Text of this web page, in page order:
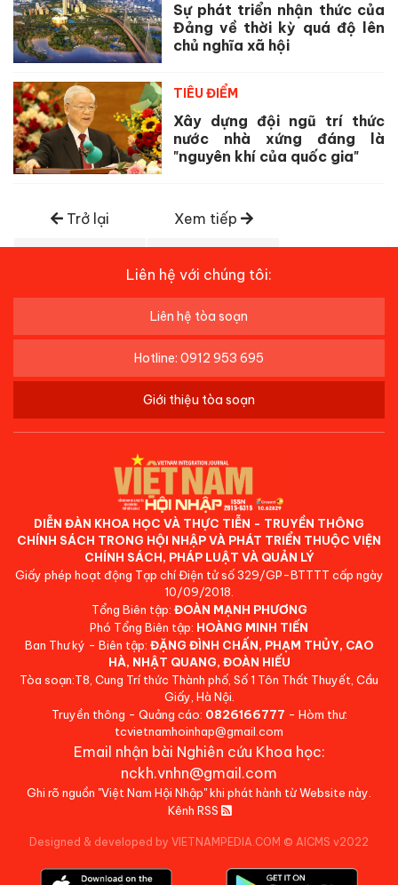
Sự phát triển nhận thức của
Đảng về thời kỳ quá độ lên
chủ nghĩa xã hội
TIÊU ĐIỂM
Xây dựng đội ngũ trí thức
nước nhà xứng đáng là
"nguyên khí của quốc gia"
Trở lại Xem tiếp
Liên hệ với chúng tôi:
Liên hệ tòa soạn
Hotline: 0912 953 695
Giới thiệu tòa soạn
DIỄN ĐÀN KHOA HỌC VÀ THỰC TIỄN - TRUYỀN THÔNG
CHÍNH SÁCH TRONG HỘI NHẬP VÀ PHÁT TRIỂN THUỘC VIỆN
CHÍNH SÁCH, PHÁP LUẬT VÀ QUẢN LÝ
Giấy phép hoạt động Tạp chí Điện tử số 329/GP-BTTTT cấp ngày
10/09/2018.
Tổng Biên tập: ĐOÀN MẠNH PHƯƠNG
Phó Tổng Biên tập: HOÀNG MINH TIẾN
Ban Thư ký - Biên tập: ĐẶNG ĐÌNH CHẤN, PHẠM THỦY, CAO
HÀ, NHẬT QUANG, ĐOÀN HIẾU
Tòa soạn:T8, Cung Trí thức Thành phố, Số 1 Tôn Thất Thuyết, Cầu
Giấy, Hà Nội.
Truyền thông - Quảng cáo: 0826166777 - Hòm thư:
tcvietnamhoinhap@gmail.com
Email nhận bài Nghiên cứu Khoa học:
nckh.vnhn@gmail.com
Ghi rõ nguồn "Việt Nam Hội Nhập" khi phát hành từ Website này.
Kênh RSS
Designed & developed by VIETNAMPEDIA.COM © AICMS v2022